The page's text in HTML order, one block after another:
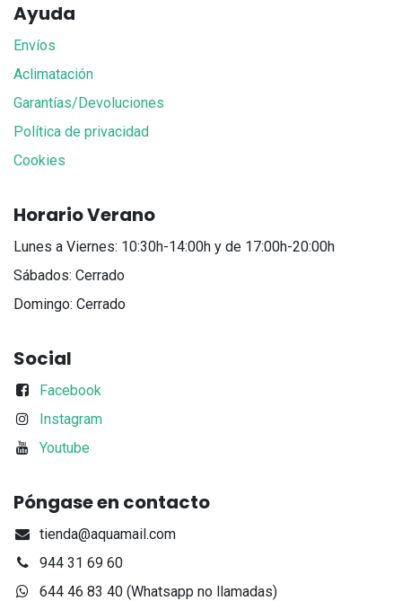
Ayuda
Envíos
Aclimatación
Garantías/Devoluciones
Política de privacidad
Cookies
Horario Verano
Lunes a Viernes: 10:30h-14:00h y de 17:00h-20:00h
Sábados: Cerrado
Domingo: Cerrado
Social
Facebook
Instagram
Youtube
Póngase en contacto
tienda@aquamail.com
944 31 69 60
644 46 83 40 (Whatsapp no llamadas)